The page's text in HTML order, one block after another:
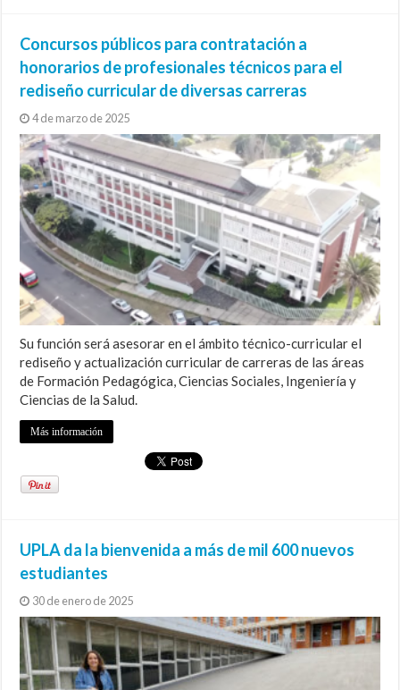
Concursos públicos para contratación a
honorarios de profesionales técnicos para el
rediseño curricular de diversas carreras
4 de marzo de 2025
Su función será asesorar en el ámbito técnico-curricular el
rediseño y actualización curricular de carreras de las áreas
de Formación Pedagógica, Ciencias Sociales, Ingeniería y
Ciencias de la Salud.
Más información
UPLA da la bienvenida a más de mil 600 nuevos
estudiantes
30 de enero de 2025